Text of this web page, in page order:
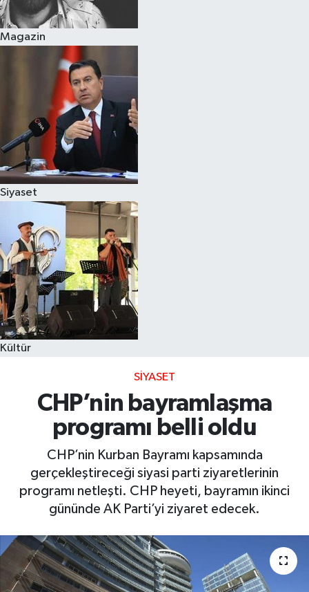
Magazin
Siyaset
Kültür
SIYASET
CHP’nin bayramlaşma
programı belli oldu
CHP’nin Kurban Bayramı kapsamında
gerçekleştireceği siyasi parti ziyaretlerinin
programı netleşti. CHP heyeti, bayramın ikinci
gününde AK Parti’yi ziyaret edecek.